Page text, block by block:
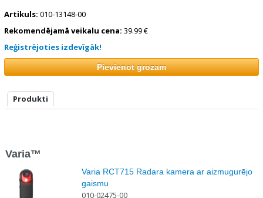
Artikuls: 010-13148-00
Rekomendējamā veikalu cena: 39.99 €
Reģistrējoties izdevīgāk!
Produkti
Varia™
Varia RCT715 Radara kamera ar aizmugurējo
gaismu
010-02475-00